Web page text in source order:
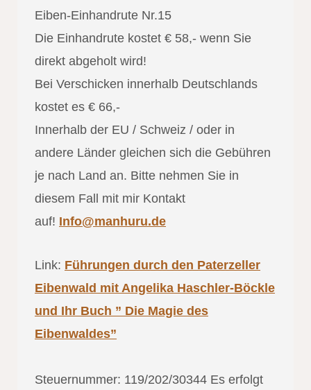
Eiben-Einhandrute Nr.15
Die Einhandrute kostet € 58,- wenn Sie
direkt abgeholt wird!
Bei Verschicken innerhalb Deutschlands
kostet es € 66,-
Innerhalb der EU / Schweiz / oder in
andere Länder gleichen sich die Gebühren
je nach Land an. Bitte nehmen Sie in
diesem Fall mit mir Kontakt
auf! Info@manhuru.de
Link: Führungen durch den Paterzeller
Eibenwald mit Angelika Haschler-Böckle
und Ihr Buch ” Die Magie des
Eibenwaldes”
Steuernummer: 119/202/30344 Es erfolgt